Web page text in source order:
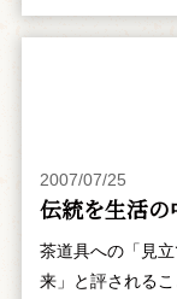
2007/07/25
伝統を生活
茶道具への「見
来」と評される